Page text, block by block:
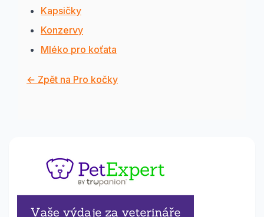
Kapsičky
Konzervy
Mléko pro koťata
← Zpět na Pro kočky